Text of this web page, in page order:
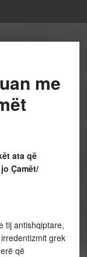
me
ata që
Çamët/
tij antishqiptare,
grek
që